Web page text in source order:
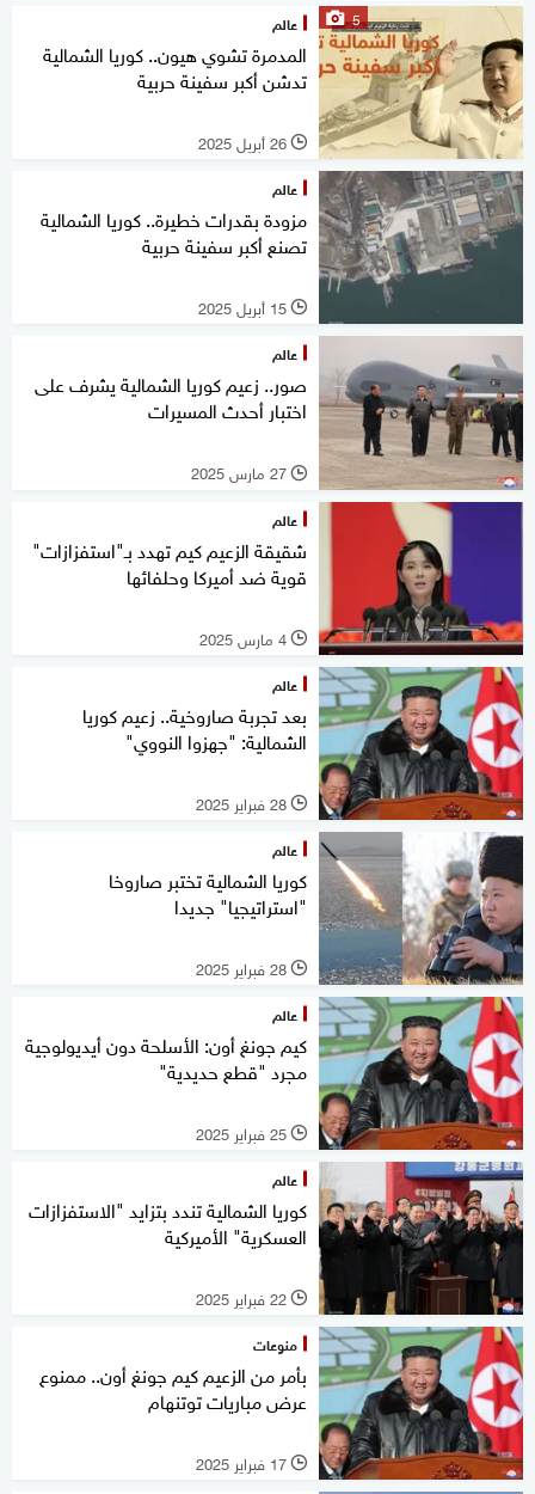
5 عالم
المدمرة تشوي هيون.. كوريا الشمالية
تدشن أكبر سفينة حربية
l 26 أبريل 2025
عالم
مزودة بقدرات خطيرة.. كوريا الشمالية
تصنع أكبر سفينة حربية
l 15 أبريل 2025
عالم
صور.. زعيم كوريا الشمالية يشرف على
اختبار أحدث المسيرات
l 27 مارس 2025
عالم
شقيقة الزعيم كيم تهدد بـ"استفزازات"
قوية ضد أميركا وحلفائها
l 4 مارس 2025
عالم
بعد تجربة صاروخية.. زعيم كوريا
الشمالية: "جهزوا النووي"
l 28 فبراير 2025
عالم
كوريا الشمالية تختبر صاروخا
"استراتيجيا" جديدا
l 28 فبراير 2025
عالم
كيم جونغ أون: الأسلحة دون أيديولوجية
مجرد "قطع حديدية"‭
l 25 فبراير 2025
عالم
كوريا الشمالية تندد بتزايد "الاستفزازات
العسكرية" الأميركية
l 22 فبراير 2025
منوعات
بأمر من الزعيم كيم جونغ أون.. ممنوع
عرض مباريات توتنهام
l 17 فبراير 2025